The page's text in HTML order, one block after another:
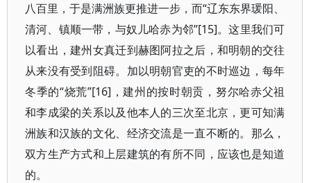
八百里，于是满洲族更推进一步，而“辽东东界瑗阳、
清河、镇顺一带，与奴儿哈赤为邻”[15]。这里我们可
以看出，建州女真迁到赫图阿拉之后，和明朝的交往
从来没有受到阻碍。加以明朝官吏的不时巡边，每年
冬季的“烧荒”[16]，建州的按时朝贡，努尔哈赤父祖
和李成梁的关系以及他本人的三次至北京，更可知满
洲族和汉族的文化、经济交流是一直不断的。那么，
双方生产方式和上层建筑的有所不同，应该也是知道
的。